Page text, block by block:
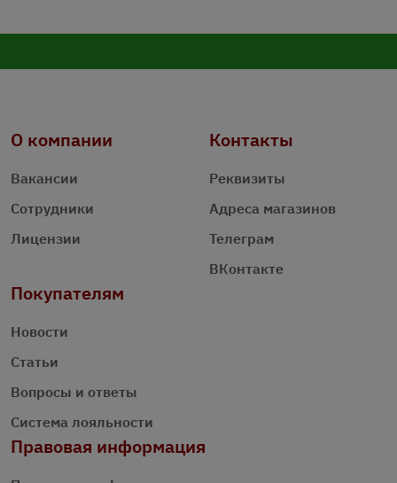
О компании
Вакансии
Сотрудники
Лицензии
Контакты
Реквизиты
Адреса магазинов
Телеграм
ВКонтакте
Покупателям
Новости
Статьи
Вопросы и ответы
Система лояльности
Правовая информация